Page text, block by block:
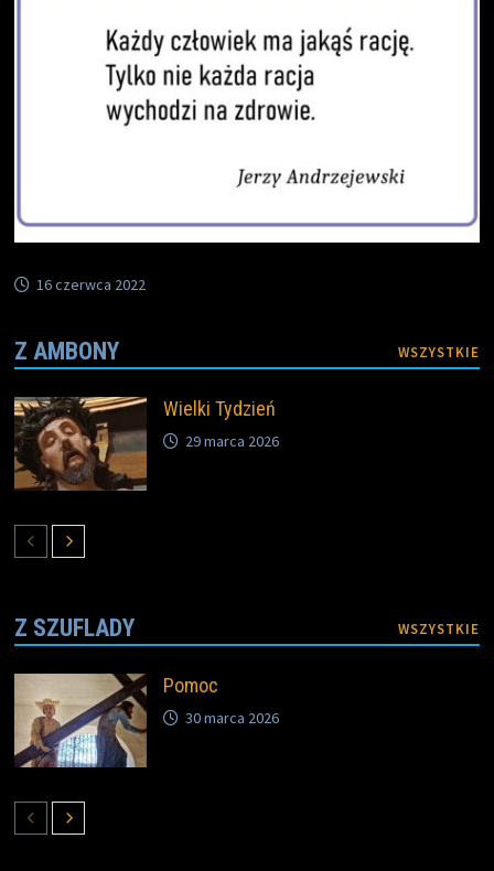
16 czerwca 2022
Z AMBONY WSZYSTKIE
Wielki Tydzień
29 marca 2026
Z SZUFLADY WSZYSTKIE
Pomoc
30 marca 2026